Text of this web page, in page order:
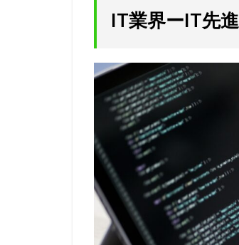
IT業界ーIT先